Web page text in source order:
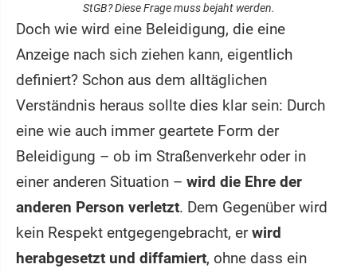
StGB? Diese Frage muss bejaht werden.
Doch wie wird eine Beleidigung, die eine
Anzeige nach sich ziehen kann, eigentlich
definiert? Schon aus dem alltäglichen
Verständnis heraus sollte dies klar sein: Durch
eine wie auch immer geartete Form der
Beleidigung – ob im Straßenverkehr oder in
einer anderen Situation – wird die Ehre der
anderen Person verletzt. Dem Gegenüber wird
kein Respekt entgegengebracht, erwird
herabgesetzt und diffamiert, ohne dass ein